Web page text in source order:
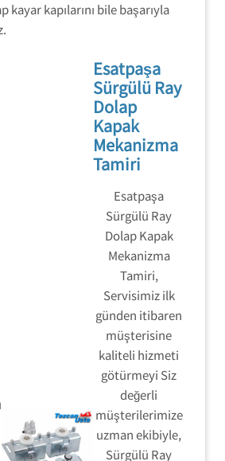
kayar kapılarını bile başarıyla
Esatpaşa
Sürgülü Ray
Dolap
Kapak
Mekanizma
Tamiri
Esatpaşa
Sürgülü Ray
Dolap Kapak
Mekanizma
Tamiri,
Servisimiz ilk
günden itibaren
müşterisine
kaliteli hizmeti
götürmeyi Siz
değerli
müşterilerimize
uzman ekibiyle,
Sürgülü Ray